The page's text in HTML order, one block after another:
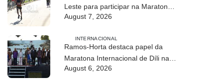
Leste para participar na Maratona
Internacional de Díli 2026
August 7, 2026
INTERNACIONAL
Ramos-Horta destaca papel da
Maratona Internacional de Díli na
mobilização da juventude
August 6, 2026